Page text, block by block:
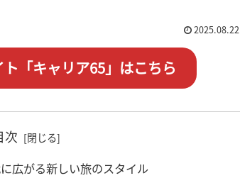
2025.08.22
「キャリア65」はこちら
次
広がる新しい旅のスタイル